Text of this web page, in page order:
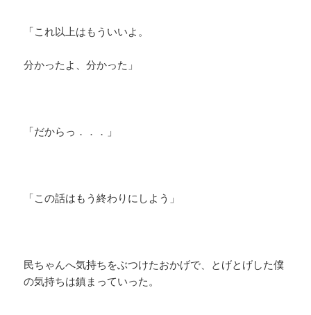
「これ以上はもういいよ。
分かったよ、分かった」
「だからっ．．．」
「この話はもう終わりにしよう」
民ちゃんへ気持ちをぶつけたおかげで、とげとげした僕
の気持ちは鎮まっていった。